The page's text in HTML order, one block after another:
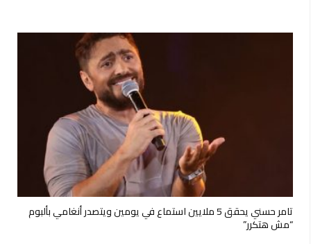
تامر حسني يحقق 5 ملايين استماع في يومين ويتصدر أنغامي بألبوم
“مش هتكرر”